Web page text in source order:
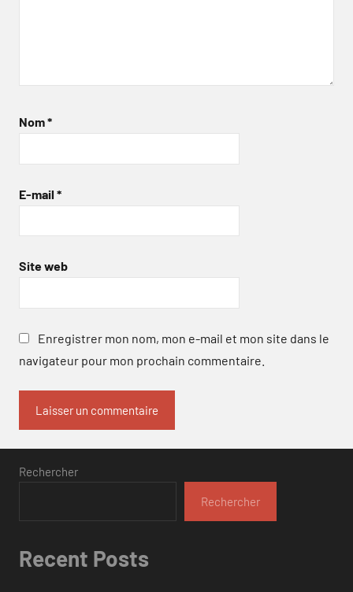
Nom*
E-mail *
Site web
Enregistrer mon nom, mon e-mail et mon site dans le
navigateur pour mon prochain commentaire.
Rechercher
Rechercher
Recent Posts